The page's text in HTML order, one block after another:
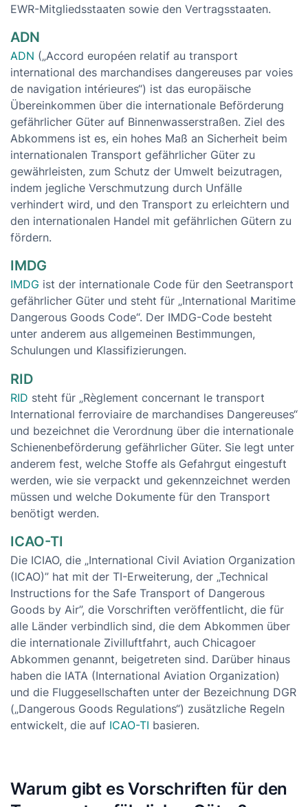
EWR-Mitgliedsstaaten sowie den Vertragsstaaten.
ADN
ADN („Accord européen relatif au transport
international des marchandises dangereuses par voies
de navigation intérieures“) ist das europäische
Übereinkommen über die internationale Beförderung
gefährlicher Güter auf Binnenwasserstraßen. Ziel des
Abkommens ist es, ein hohes Maß an Sicherheit beim
internationalen Transport gefährlicher Güter zu
gewährleisten, zum Schutz der Umwelt beizutragen,
indem jegliche Verschmutzung durch Unfälle
verhindert wird, und den Transport zu erleichtern und
den internationalen Handel mit gefährlichen Gütern zu
fördern.
IMDG
IMDG ist der internationale Code für den Seetransport
gefährlicher Güter und steht für „International Maritime
Dangerous Goods Code“. Der IMDG-Code besteht
unter anderem aus allgemeinen Bestimmungen,
Schulungen und Klassifizierungen.
RID
RID steht für „Règlement concernant le transport
International ferroviaire de marchandises Dangereuses“
und bezeichnet die Verordnung über die internationale
Schienenbeförderung gefährlicher Güter. Sie legt unter
anderem fest, welche Stoffe als Gefahrgut eingestuft
werden, wie sie verpackt und gekennzeichnet werden
müssen und welche Dokumente für den Transport
benötigt werden.
ICAO-TI
Die ICIAO, die „International Civil Aviation Organization
(ICAO)” hat mit der TI-Erweiterung, der „Technical
Instructions for the Safe Transport of Dangerous
Goods by Air”, die Vorschriften veröffentlicht, die für
alle Länder verbindlich sind, die dem Abkommen über
die internationale Zivilluftfahrt, auch Chicagoer
Abkommen genannt, beigetreten sind. Darüber hinaus
haben die IATA (International Aviation Organization)
und die Fluggesellschaften unter der Bezeichnung DGR
(„Dangerous Goods Regulations“) zusätzliche Regeln
entwickelt, die auf ICAO-TI basieren.
Warum gibt es Vorschriften für den